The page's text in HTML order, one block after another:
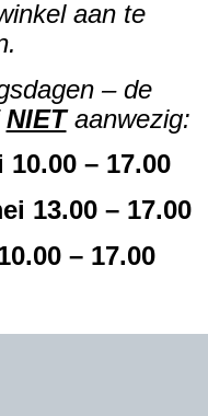
aan te
– de
NIETaanwezig:
– 17.00
13.00 – 17.00
– 17.00